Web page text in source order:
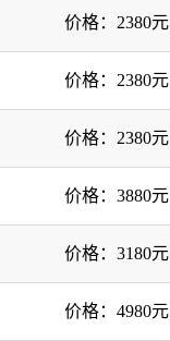
价格：2380元
价格：2380元
价格：2380元
价格：3880元
价格：3180元
价格：4980元